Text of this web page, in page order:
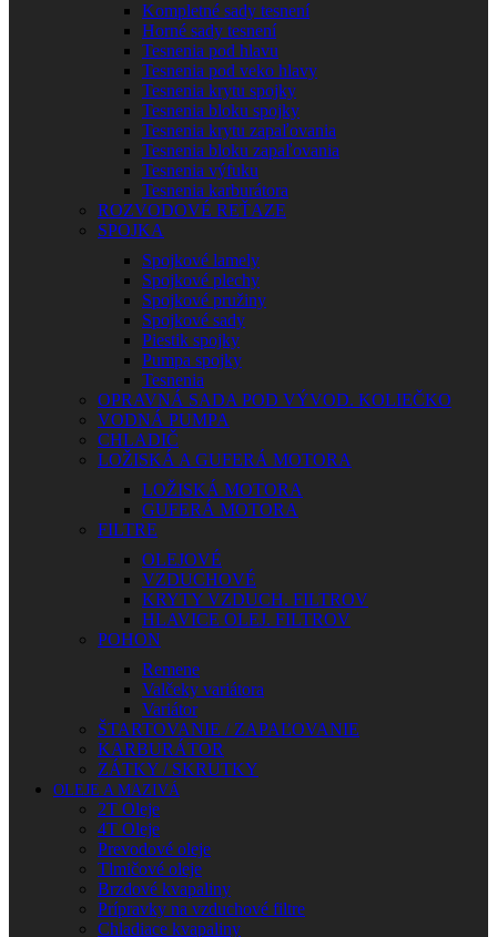
Kompletné sady tesnení
Horné sady tesnení
Tesnenia pod hlavu
Tesnenia pod veko hlavy
Tesnenia krytu spojky
Tesnenia bloku spojky
Tesnenia krytu zapaľovania
Tesnenia bloku zapaľovania
Tesnenia výfuku
Tesnenia karburátora
ROZVODOVÉ REŤAZE
SPOJKA
Spojkové lamely
Spojkové plechy
Spojkové pružiny
Spojkové sady
Piestik spojky
Pumpa spojky
Tesnenia
OPRAVNÁ SADA POD VÝVOD. KOLIEČKO
VODNÁ PUMPA
CHLADIČ
LOŽISKÁ A GUFERÁ MOTORA
LOŽISKÁ MOTORA
GUFERÁ MOTORA
FILTRE
OLEJOVÉ
VZDUCHOVÉ
KRYTY VZDUCH. FILTROV
HLAVICE OLEJ. FILTROV
POHON
Remene
Valčeky variátora
Variátor
ŠTARTOVANIE / ZAPAĽOVANIE
KARBURÁTOR
ZÁTKY / SKRUTKY
OLEJE A MAZIVÁ
2T Oleje
4T Oleje
Prevodové oleje
Tlmičové oleje
Brzdové kvapaliny
Prípravky na vzduchové filtre
Chladiace kvapaliny